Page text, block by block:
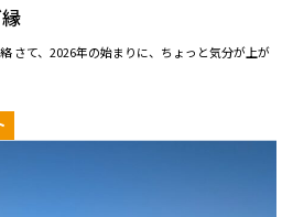
さて、2026年の始まりに、ちょっと気分が上が